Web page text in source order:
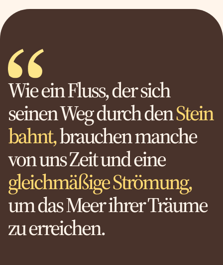
Wie ein Fluss, der sich
seinen Weg durch denStein
bahnt,brauchen manche
von uns Zeit und eine
gleichmäßige Strömung,
um das Meer ihrer Träume
zu erreichen.